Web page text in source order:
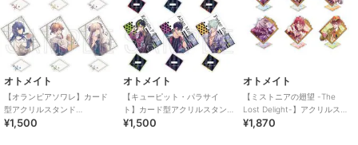
オトメイト
【オランピアソワレ】カード
型アクリルスタンド
(Reproduce)（ランダム全6
¥1,500
オトメイト
【キューピット・パラサイ
ト】カード型アクリルスタン
ド(Reproduce)（ランダム全6
¥1,500
オトメイト
【ミストニアの翅望 -The
Lost Delight-】アクリルスタ
ンド-特装版ver-(全6種)
¥1,870